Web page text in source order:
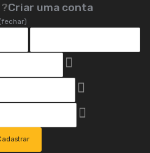
Criar uma conta
(fechar)